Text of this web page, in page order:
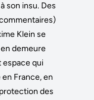
son insu. Des
Klein se
demeure
espace qui
France, en
des